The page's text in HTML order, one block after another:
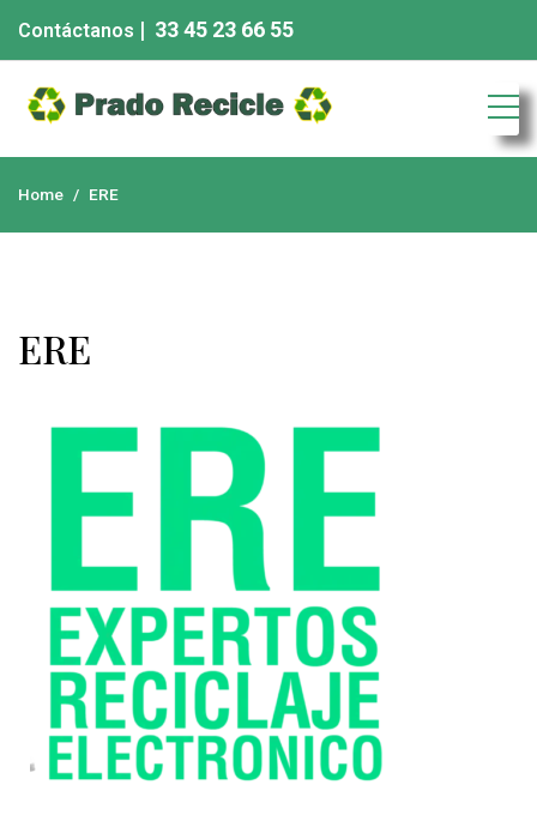
Contáctanos | 33 45 23 66 55
Chatarra eléctronica
Home ERE
ERE